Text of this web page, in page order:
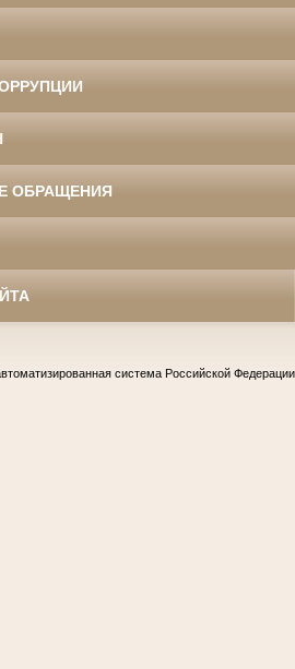
ОБРАЩЕНИЯ
система Российской